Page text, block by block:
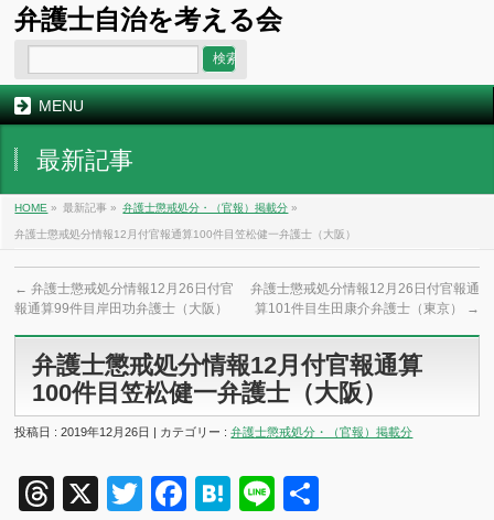
弁護士自治を考える会
MENU
最新記事
HOME » 最新記事 » 弁護士懲戒処分・（官報）掲載分 »
弁護士懲戒処分情報12月付官報通算100件目笠松健一弁護士（大阪）
← 弁護士懲戒処分情報12月26日付官
報通算99件目岸田功弁護士（大阪）
弁護士懲戒処分情報12月26日付官報通
算101件目生田康介弁護士（東京）
→
弁護士懲戒処分情報12月付官報通算
100件目笠松健一弁護士（大阪）
投稿日 : 2019年12月26日 | カテゴリー :弁護士懲戒処分・（官報）掲載分
Threads
X TwitterFacebook
Hatena
Line